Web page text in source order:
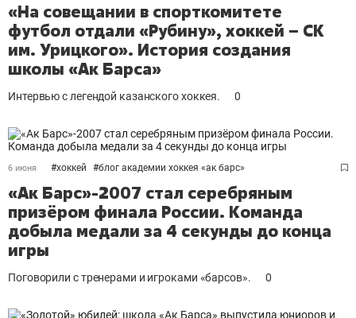
«На совещании в спорткомитете
футбол отдали «Рубину», хоккей – СК
им. Урицкого». История создания
школы «Ак Барса»
Интервью с легендой казанского хоккея. 0
6 июня #хоккей #блог академии хоккея «ак барс»
«Ак Барс»-2007 стал серебряным
призёром финала России. Команда
добыла медали за 4 секунды до конца
игры
Поговорили с тренерами и игроками «барсов». 0